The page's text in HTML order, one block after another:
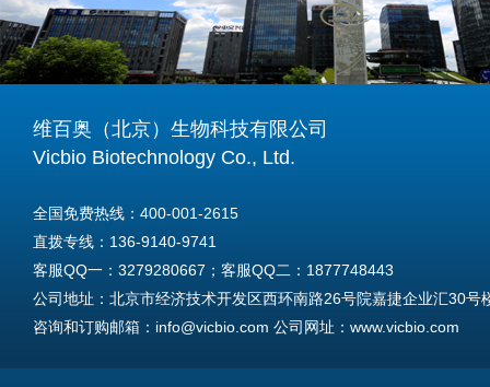
维百奥（北京）生物科技有限公司
Vicbio Biotechnology Co., Ltd.
全国免费热线：400-001-2615
直拨专线：136-9140-9741
客服QQ一：3279280667；客服QQ二：1877748443
公司地址：北京市经济技术开发区西环南路26号院嘉捷企业汇30号
咨询和订购邮箱：info@vicbio.com 公司网址：www.vicbio.com